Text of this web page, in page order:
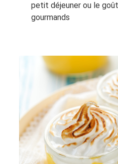
petit déjeuner ou le
gourmands